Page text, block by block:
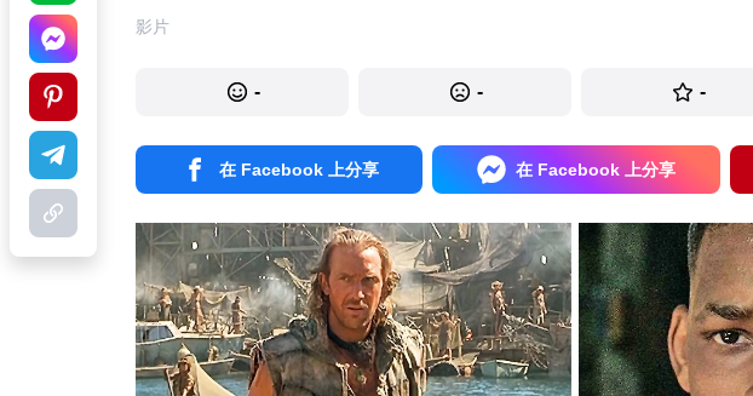
影片
- - -
在 Facebook 上分享 在 Facebook 上分享